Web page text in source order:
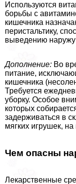
Используются
борьбы с
кишечника
перистальтику,
выведению
Дополнение: Во
питание,
кишечника
Требуется
уборку. Особое
которых
задерживаться в
мягких игрушек,
Чем опасны
Лекарственные